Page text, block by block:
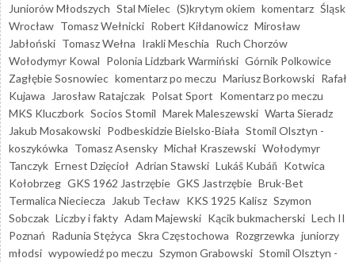
Juniorów Młodszych Stal Mielec (S)krytym okiem komentarz Śląsk
Wrocław Tomasz Wełnicki Robert Kiłdanowicz Mirosław
Jabłoński Tomasz Wełna Irakli Meschia Ruch Chorzów
Wołodymyr Kowal Polonia Lidzbark Warmiński Górnik Polkowice
Zagłębie Sosnowiec komentarz po meczu Mariusz Borkowski Rafał
Kujawa
Jarosław Ratajczak Polsat Sport Komentarz po meczu
MKS Kluczbork Socios Stomil Marek Maleszewski Warta Sieradz
Jakub Mosakowski Podbeskidzie Bielsko-Biała Stomil Olsztyn -
koszykówka Tomasz Asensky Michał Kraszewski Wołodymyr
Tanczyk Ernest Dzięcioł Adrian Stawski Lukáš Kubáň Kotwica
Kołobrzeg GKS 1962 Jastrzębie GKS Jastrzębie Bruk-Bet
Termalica Nieciecza
Jakub Tecław KKS 1925 Kalisz Szymon
Sobczak Liczby i fakty Adam Majewski Kącik bukmacherski Lech II
Poznań Radunia Stężyca Skra Częstochowa Rozgrzewka juniorzy
młodsi wypowiedź po meczu Szymon Grabowski Stomil Olsztyn -